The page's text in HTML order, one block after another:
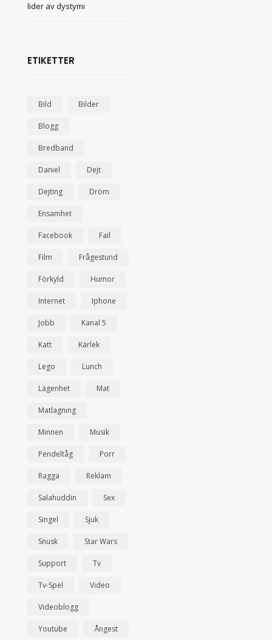
lider av dystymi
ETIKETTER
Bild Bilder
Blogg
Bredband
Daniel Dejt
Dejting Dröm
Ensamhet
Facebook Fail
Film Frågestund
Förkyld Humor
Internet Iphone
Jobb Kanal 5
Katt Kärlek
Lego Lunch
Lägenhet Mat
Matlagning
Minnen Musik
Pendeltåg Porr
Ragga Reklam
Salahuddin Sex
Singel Sjuk
Snusk Star Wars
Support Tv
Tv-Spel Video
Videoblogg
Youtube Ångest